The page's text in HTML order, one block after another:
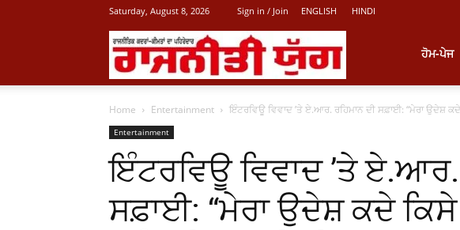
Saturday, August 8, 2026 Sign in / Join ENGLISH HINDI
Punjabi
News
ਹੋਮ-ਪੇਜ
Home Entertainment ਇੰਟਰਵਿਊ ਵਿਵਾਦ ’ਤੇ ਏ.ਆਰ. ਰਹਿਮਾਨ ਦੀ ਸਫ਼ਾਈ: “ਮੇਰਾ ਉਦੇਸ਼
Entertainment
ਇੰਟਰਵਿਊ ਵਿਵਾਦ ’ਤੇ ਏ.ਆਰ.
ਸਫ਼ਾਈ: “ਮੇਰਾ ਉਦੇਸ਼ ਕਦੇ